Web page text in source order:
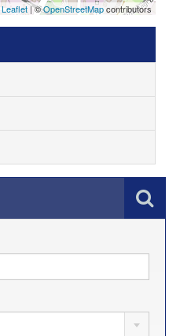
Leaflet| ©OpenStreetMapcontributors